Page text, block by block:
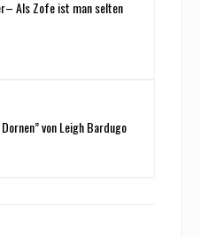
Als Zofe ist man selten
von Leigh Bardugo